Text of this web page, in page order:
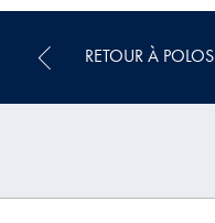
Achat
RETOUR À POLOS